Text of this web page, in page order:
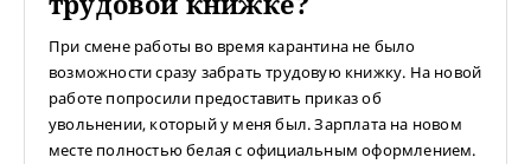
При смене работы во время карантина не было
возможности сразу забрать трудовую книжку. На новой
работе попросили предоставить приказ об
увольнении, который у меня был. Зарплата на новом
месте полностью белая с официальным оформлением.